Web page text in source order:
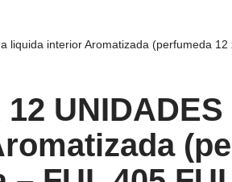
liquida interior Aromatizada (perfumeda
12